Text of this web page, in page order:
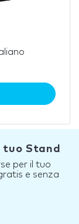
tuo Stand
per il tuo
e senza